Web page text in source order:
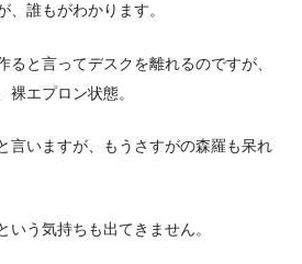
、誰もがわかります。
ると言ってデスクを離れるのですが、
裸エプロン状態。
言いますが、もうさすがの森羅も呆れ
いう気持ちも出てきません。